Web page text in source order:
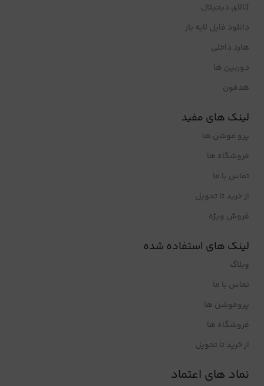
کالای دیجیتال
دانلود فایل لایه باز
هارد داخلی
دوربین ها
هدفون
لینک های مفید
پرو موشن ها
فروشگاه ها
تماس با ما
از خرید تا تحویل
فروش ویژه
لینک های استفاده شده
وبلاگ
تماس با ما
پروموشن ها
فروشگاه ها
از خرید تا تحویل
نماد های اعتماد